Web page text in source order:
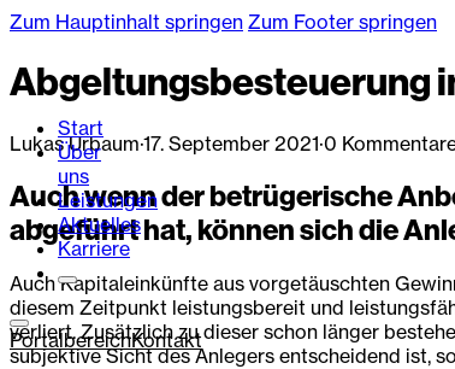
Zum Hauptinhalt springen Zum Footer springen
Start
Über
uns
Leistungen
Aktuelles
Karriere
PortalbereichKontakt
Abgeltungsbesteuerung
Lukas Urbaum·17. September 2021·0
Auch wenn der betrügerische
abgeführt hat, können sich die
Auch Kapitaleinkünfte aus vorgetäuschten
diesem Zeitpunkt leistungsbereit und
verliert. Zusätzlich zu dieser schon länger
subjektive Sicht des Anlegers entscheidend ist,